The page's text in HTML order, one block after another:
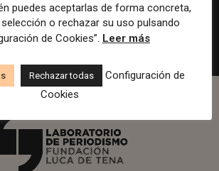
Tiempo completo
puedes aceptarlas de forma concreta,
o rechazar su uso pulsando
de Cookies”. Leer más
Rechazar todas
Configuración de
Cookies